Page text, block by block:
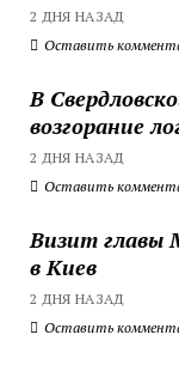
2 ДНЯ НАЗАД
Оставить
В
возгорание
2 ДНЯ НАЗАД
Оставить
Визит главы
в Киев
2 ДНЯ НАЗАД
Оставить